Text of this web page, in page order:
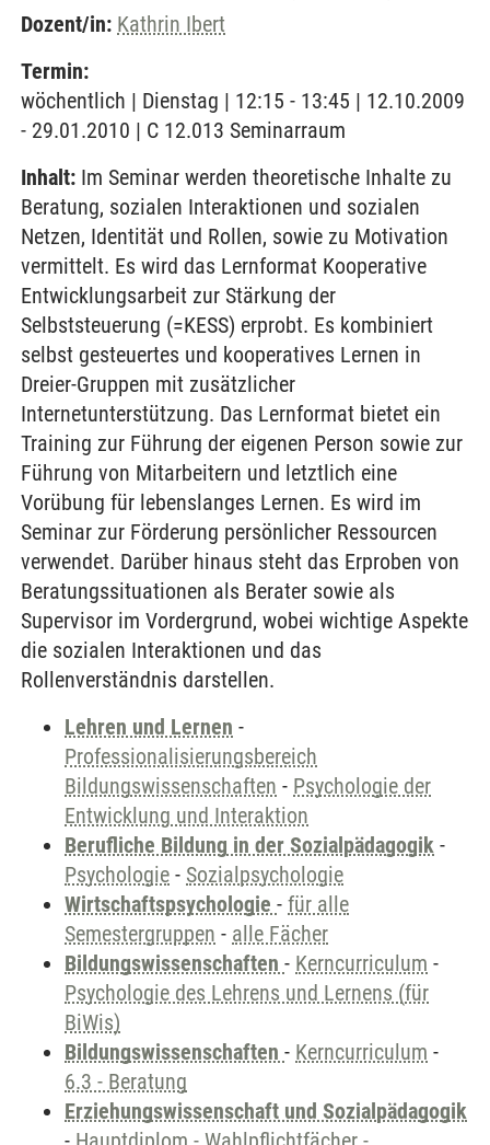
Dozent/in: Kathrin Ibert
Termin:
wöchentlich | Dienstag | 12:15 - 13:45 | 12.10.2009
- 29.01.2010 | C 12.013 Seminarraum
Inhalt: Im Seminar werden theoretische Inhalte zu
Beratung, sozialen Interaktionen und sozialen
Netzen, Identität und Rollen, sowie zu Motivation
vermittelt. Es wird das Lernformat Kooperative
Entwicklungsarbeit zur Stärkung der
Selbststeuerung (=KESS) erprobt. Es kombiniert
selbst gesteuertes und kooperatives Lernen in
Dreier-Gruppen mit zusätzlicher
Internetunterstützung. Das Lernformat bietet ein
Training zur Führung der eigenen Person sowie zur
Führung von Mitarbeitern und letztlich eine
Vorübung für lebenslanges Lernen. Es wird im
Seminar zur Förderung persönlicher Ressourcen
verwendet. Darüber hinaus steht das Erproben von
Beratungssituationen als Berater sowie als
Supervisor im Vordergrund, wobei wichtige Aspekte
die sozialen Interaktionen und das
Rollenverständnis darstellen.
Lehren und Lernen -
Professionalisierungsbereich
Bildungswissenschaften - Psychologie der
Entwicklung und Interaktion
Berufliche Bildung in der Sozialpädagogik -
Psychologie - Sozialpsychologie
Wirtschaftspsychologie - für alle
Semestergruppen - alle Fächer
Bildungswissenschaften - Kerncurriculum -
Psychologie des Lehrens und Lernens (für
BiWis)
Bildungswissenschaften - Kerncurriculum -
6.3 - Beratung
Erziehungswissenschaft und Sozialpädagogik